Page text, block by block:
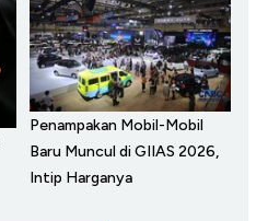
Penampakan Mobil-Mobil
Baru Muncul di GIIAS 2026,
Intip Harganya